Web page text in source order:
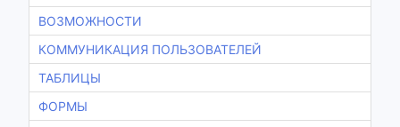
ВОЗМОЖНОСТИ
КОММУНИКАЦИЯ ПОЛЬЗОВАТЕЛЕЙ
ТАБЛИЦЫ
ФОРМЫ